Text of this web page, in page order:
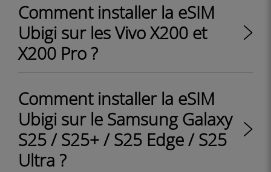
Comment installer la eSIM
Ubigi sur les Vivo X200 et
X200 Pro ?
Comment installer la eSIM
Ubigi sur le Samsung Galaxy
S25 / S25+ / S25 Edge / S25
Ultra ?